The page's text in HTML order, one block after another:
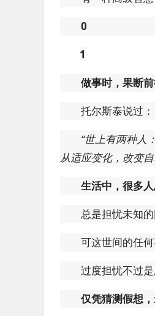
0
1
做事时，果断
托尔斯泰说过：
“世上有两种人
从适应变化，改变
生活中，很多
总是担忧未知
可这世间的任
过度担忧不过
仅凭猜测假想